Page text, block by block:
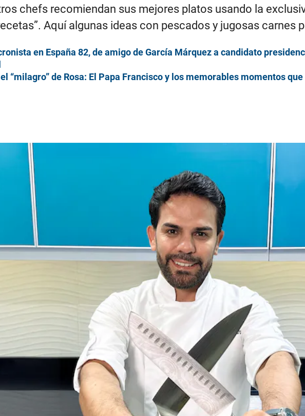
chefs recomiendan sus mejores platos usando la
Aquí algunas ideas con pescados y jugosas carnes
en España 82, de amigo de García Márquez a candidato
“milagro” de Rosa: El Papa Francisco y los memorables momentos